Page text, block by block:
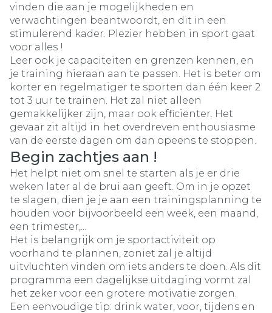
vinden die aan je mogelijkheden en
verwachtingen beantwoordt, en dit in een
stimulerend kader. Plezier hebben in sport gaat
voor alles !
Leer ook je capaciteiten en grenzen kennen, en
je training hieraan aan te passen. Het is beter om
korter en regelmatiger te sporten dan één keer 2
tot 3 uur te trainen. Het zal niet alleen
gemakkelijker zijn, maar ook efficiënter. Het
gevaar zit altijd in het overdreven enthousiasme
van de eerste dagen om dan opeens te stoppen.
Begin zachtjes aan !
Het helpt niet om snel te starten als je er drie
weken later al de brui aan geeft. Om in je opzet
te slagen, dien je je aan een trainingsplanning te
houden voor bijvoorbeeld een week, een maand,
een trimester,...
Het is belangrijk om je sportactiviteit op
voorhand te plannen, zoniet zal je altijd
uitvluchten vinden om iets anders te doen. Als dit
programma een dagelijkse uitdaging vormt zal
het zeker voor een grotere motivatie zorgen.
Een eenvoudige tip: drink water, voor, tijdens en